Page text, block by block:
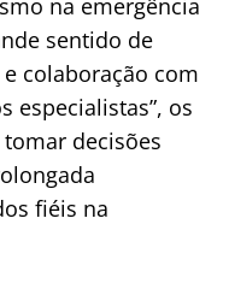
sentido de
colaboração com
especialistas”, os
decisões
fiéis na